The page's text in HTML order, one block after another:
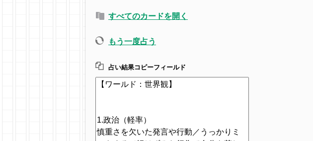
すべてのカードを開く
もう一度占う
占い結果コピーフィールド